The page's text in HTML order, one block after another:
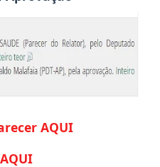
AQUI